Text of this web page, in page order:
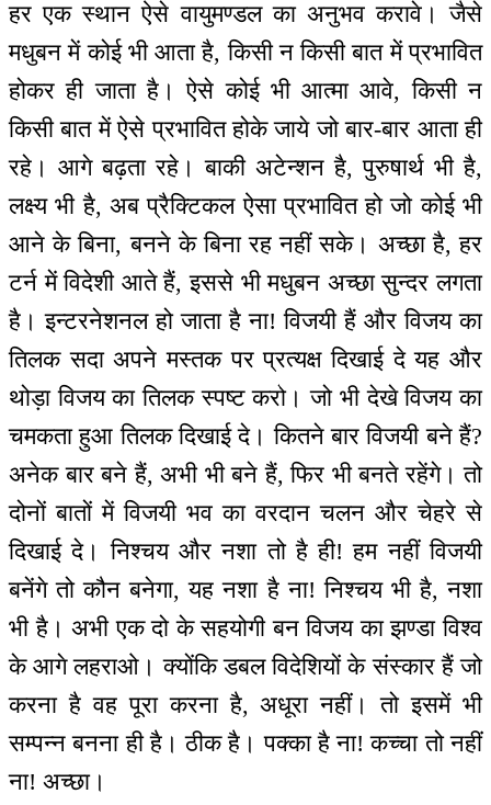
हर एक स्थान ऐसे वायुमण्डल का अनुभव करावे। जैसे
मधुबन में कोई भी आता है, किसी न किसी बात में प्रभावित
होकर ही जाता है। ऐसे कोई भी आत्मा आवे, किसी न
किसी बात में ऐसे प्रभावित होके जाये जो बार-बार आता ही
रहे। आगे बढ़ता रहे। बाकी अटेन्शन है, पुरुषार्थ भी है,
लक्ष्य भी है, अब प्रैक्टिकल ऐसा प्रभावित हो जो कोई भी
आने के बिना, बनने के बिना रह नहीं सके। अच्छा है, हर
टर्न में विदेशी आते हैं, इससे भी मधुबन अच्छा सुन्दर लगता
है। इन्टरनेशनल हो जाता है ना! विजयी हैं और विजय का
तिलक सदा अपने मस्तक पर प्रत्यक्ष दिखाई दे यह और
थोड़ा विजय का तिलक स्पष्ट करो। जो भी देखे विजय का
चमकता हुआ तिलक दिखाई दे। कितने बार विजयी बने हैं?
अनेक बार बने हैं, अभी भी बने हैं, फिर भी बनते रहेंगे। तो
दोनों बातों में विजयी भव का वरदान चलन और चेहरे से
दिखाई दे। निश्चय और नशा तो है ही! हम नहीं विजयी
बनेंगे तो कौन बनेगा, यह नशा है ना! निश्चय भी है, नशा
भी है। अभी एक दो के सहयोगी बन विजय का झण्डा विश्व
के आगे लहराओ। क्योंकि डबल विदेशियों के संस्कार हैं जो
करना है वह पूरा करना है, अधूरा नहीं। तो इसमें भी
सम्पन्न बनना ही है। ठीक है। पक्का है ना! कच्चा तो नहीं
ना! अच्छा।